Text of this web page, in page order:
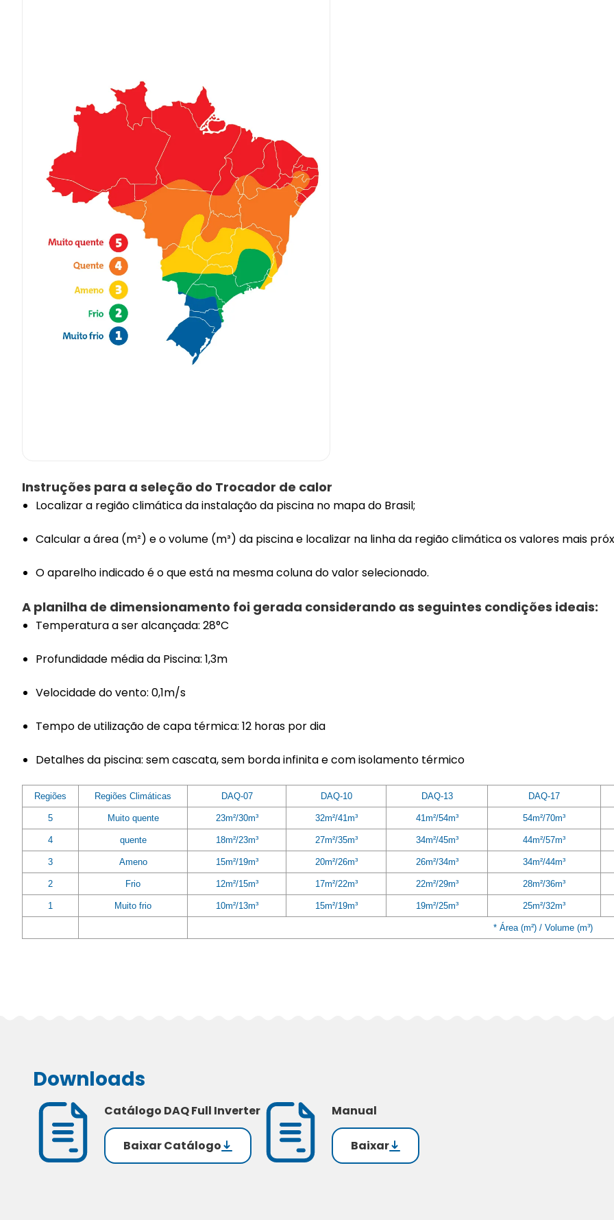
Instruções para a seleção do Trocador de calor
Localizar a região climática da instalação da piscina no mapa do Brasil;
Calcular a área (m²) e o volume (m³) da piscina e localizar na linha da região climática os valores mais
O aparelho indicado é o que está na mesma coluna do valor selecionado.
A planilha de dimensionamento foi gerada considerando as seguintes condições ideais:
Temperatura a ser alcançada: 28°C
Profundidade média da Piscina: 1,3m
Velocidade do vento: 0,1m/s
Tempo de utilização de capa térmica: 12 horas por dia
Detalhes da piscina: sem cascata, sem borda infinita e com isolamento térmico
Regiões Regiões Climáticas DAQ-07 DAQ-10 DAQ-13 DAQ-17
5 Muito quente 23m²/30m³ 32m²/41m³ 41m²/54m³ 54m²/70m³
4 quente 18m²/23m³ 27m²/35m³ 34m²/45m³ 44m²/57m³
3 Ameno 15m²/19m³ 20m²/26m³ 26m²/34m³ 34m²/44m³
2 Frio 12m²/15m³ 17m²/22m³ 22m²/29m³ 28m²/36m³
1 Muito frio 10m²/13m³ 15m²/19m³ 19m²/25m³ 25m²/32m³
* Área (m²) / Volume (m³)
Downloads
Catálogo DAQ Full Inverter
Baixar Catálogo
Manual
Baixar